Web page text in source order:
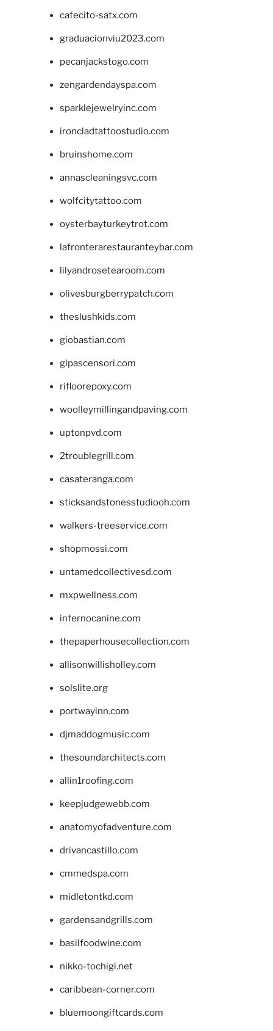
cafecito-satx.com
graduacionviu2023.com
pecanjackstogo.com
zengardendayspa.com
sparklejewelryinc.com
ironcladtattoostudio.com
bruinshome.com
annascleaningsvc.com
wolfcitytattoo.com
oysterbayturkeytrot.com
lafronterarestauranteybar.com
lilyandrosetearoom.com
olivesburgberrypatch.com
theslushkids.com
giobastian.com
glpascensori.com
rifloorepoxy.com
woolleymillingandpaving.com
uptonpvd.com
2troublegrill.com
casateranga.com
sticksandstonesstudiooh.com
walkers-treeservice.com
shopmossi.com
untamedcollectivesd.com
mxpwellness.com
infernocanine.com
thepaperhousecollection.com
allisonwillisholley.com
solslite.org
portwayinn.com
djmaddogmusic.com
thesoundarchitects.com
allin1roofing.com
keepjudgewebb.com
anatomyofadventure.com
drivancastillo.com
cmmedspa.com
midletontkd.com
gardensandgrills.com
basilfoodwine.com
nikko-tochigi.net
caribbean-corner.com
bluemoongiftcards.com